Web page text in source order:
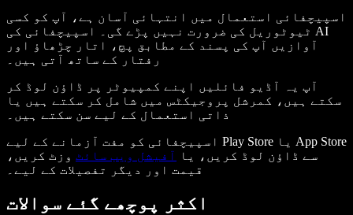
اسپیچفائی استعمال میں انتہائی آسان ہے، آپ کو کسی
ٹیوٹوریل کی ضرورت نہیں پڑے گی۔ اسپیچفائی کی AI
آوازیں آپ کی پسند کے مطابق پچ، اتار چڑھاؤ اور
رفتار کے ساتھ آتی ہیں۔
آپ یہ آڈیو فائلیں اپنے کمپیوٹر پر ڈاؤن لوڈ کر
سکتے ہیں، کمرشل پروجیکٹس میں شامل کر سکتے ہیں یا
ذاتی استعمال کے لیے سن سکتے ہیں۔
اسپیچفائی کو مفت آزمانے کے لیے Play Store یا App Store
سے ڈاؤن لوڈ کریں، یا
آفیشل ویب سائٹ وزٹ کریں،
قیمت اور دیگر تفصیلات کے لیے۔
اکثر پوچھے گئے سوالات